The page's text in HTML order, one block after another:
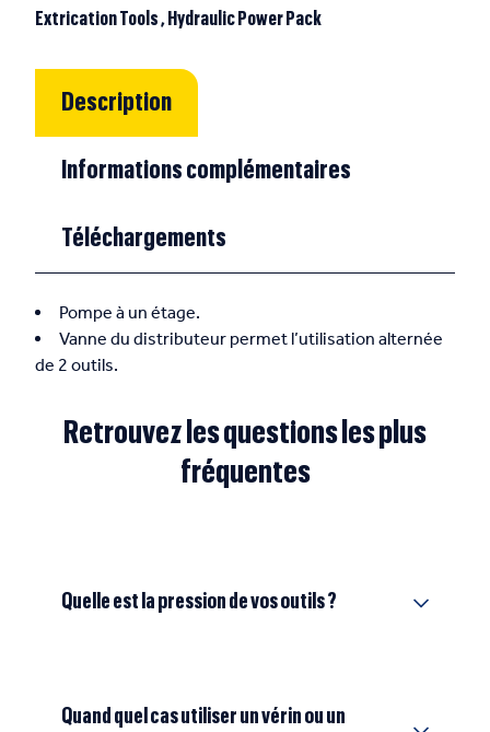
Extrication Tools, Hydraulic Power Pack
Description
Informations complémentaires
Téléchargements
Pompe à un étage.
Vanne du distributeur permet l’utilisation alternée
de 2 outils.
Retrouvez les questions les plus
fréquentes
Quelle est la pression de vos outils ?
Quand quel cas utiliser un vérin ou un